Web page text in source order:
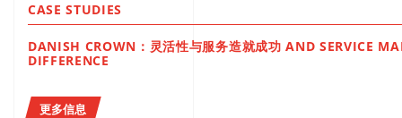
CASE STUDIES
DANISH CROWN：灵活性与服务造就成功 AND SERVICE
DIFFERENCE
更多信息